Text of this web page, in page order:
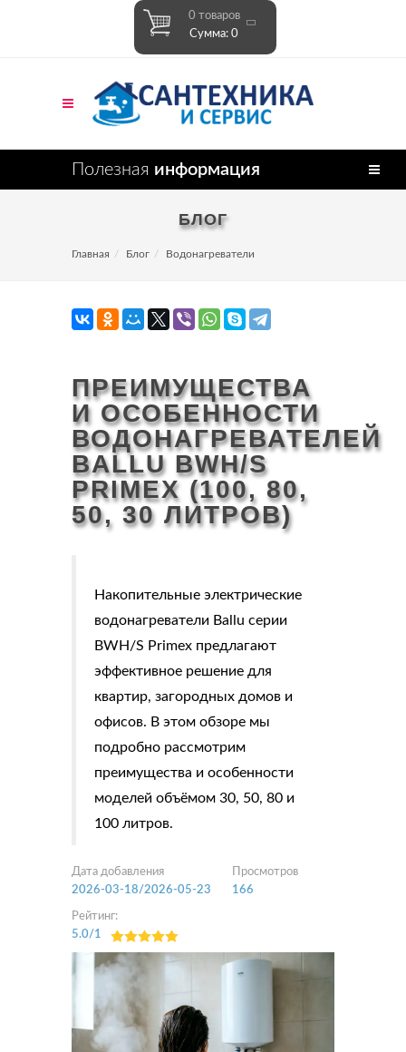
0 товаров
Сумма: 0
Полезная информация
БЛОГ
Главная Блог Водонагреватели
ПРЕИМУЩЕСТВА
И ОСОБЕННОСТИ
ВОДОНАГРЕВАТЕЛЕЙ
BALLU BWH/S
PRIMEX (100, 80,
50, 30 ЛИТРОВ)
Накопительные электрические
водонагреватели Ballu серии
BWH/S Primex предлагают
эффективное решение для
квартир, загородных домов и
офисов. В этом обзоре мы
подробно рассмотрим
преимущества и особенности
моделей объёмом 30, 50, 80 и
100 литров.
Дата добавления
2026-03-18/2026-05-23
Просмотров
166
Рейтинг:
5.0/1